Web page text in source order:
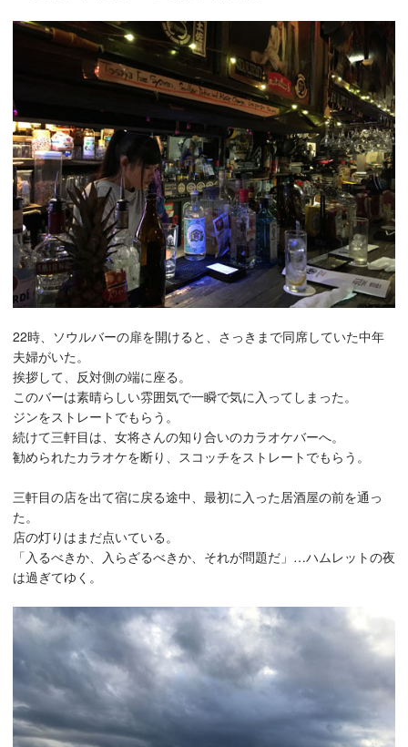
22時、ソウルバーの扉を開けると、さっきまで同席していた中年
夫婦がいた。
挨拶して、反対側の端に座る。
このバーは素晴らしい雰囲気で一瞬で気に入ってしまった。
ジンをストレートでもらう。
続けて三軒目は、女将さんの知り合いのカラオケバーへ。
勧められたカラオケを断り、スコッチをストレートでもらう。
三軒目の店を出て宿に戻る途中、最初に入った居酒屋の前を通っ
た。
店の灯りはまだ点いている。
「入るべきか、入らざるべきか、それが問題だ」…ハムレットの夜
は過ぎてゆく。